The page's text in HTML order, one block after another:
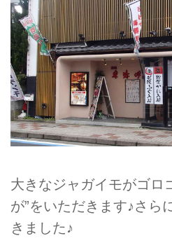
大きなジャガイモがゴロ
が”をいただきます♪さら
きました♪